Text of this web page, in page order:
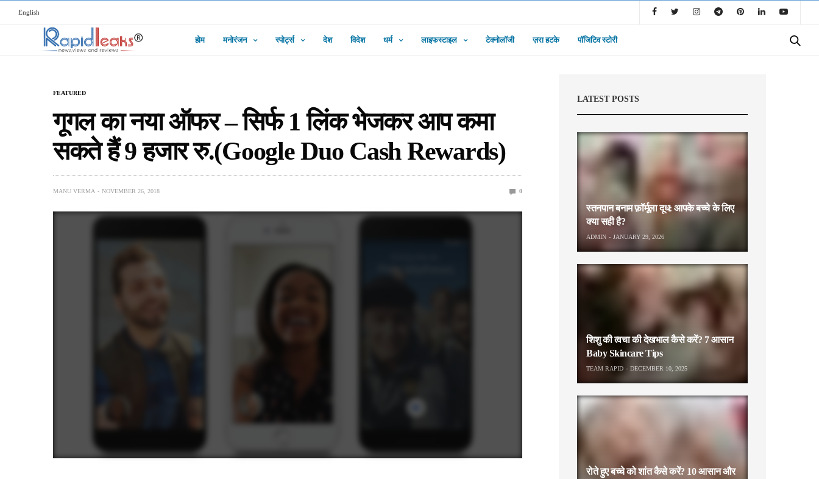
English
होम मनोरंजन स्पोर्ट्स देश विदेश धर्म लाइफस्टाइल टेक्नोलॉजी ज़रा हटके पॉजिटिव स्टोरी
FEATURED
गूगल का नया ऑफर – सिर्फ 1 लिंक भेजकर आप कमा
सकते हैं 9 हजार रु.(Google Duo Cash Rewards)
MANU VERMA NOVEMBER 26, 2018 0
LATEST POSTS
स्तनपान बनाम फ़ॉर्मूला दूध: आपके बच्चे के लिए
क्या सही है?
ADMIN JANUARY 29, 2026
शिशु की त्वचा की देखभाल कैसे करें? 7 आसान
Baby Skincare Tips
TEAM RAPID DECEMBER 10, 2025
रोते हुए बच्चे को शांत कैसे करें? 10 आसान और